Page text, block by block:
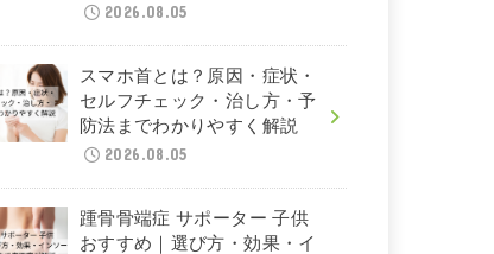
2026.08.05
スマホ首とは？原因・症状・
セルフチェック・治し方・予
防法までわかりやすく解説
2026.08.05
踵骨骨端症 サポーター 子供
おすすめ｜選び方・効果・イ